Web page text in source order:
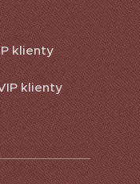
klienty
klienty